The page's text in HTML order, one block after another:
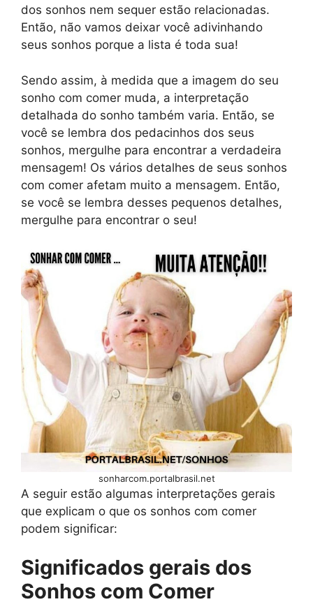
dos sonhos nem sequer estão relacionadas.
Então, não vamos deixar você adivinhando
seus sonhos porque a lista é toda sua!
Sendo assim, à medida que a imagem do seu
sonho com comer muda, a interpretação
detalhada do sonho também varia. Então, se
você se lembra dos pedacinhos dos seus
sonhos, mergulhe para encontrar a verdadeira
mensagem! Os vários detalhes de seus sonhos
com comer afetam muito a mensagem. Então,
se você se lembra desses pequenos detalhes,
mergulhe para encontrar o seu!
sonharcom.portalbrasil.net
A seguir estão algumas interpretações gerais
que explicam o que os sonhos com comer
podem significar:
Significados gerais dos
Sonhos com Comer